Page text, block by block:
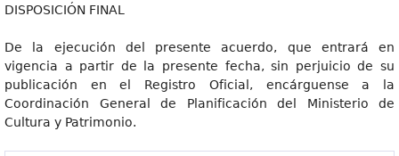
DISPOSICIÓN FINAL
De la ejecución del presente acuerdo, que entrará en
vigencia a partir de la presente fecha, sin perjuicio de su
publicación en el Registro Oficial, encárguense a la
Coordinación General de Planificación del Ministerio de
Cultura y Patrimonio.